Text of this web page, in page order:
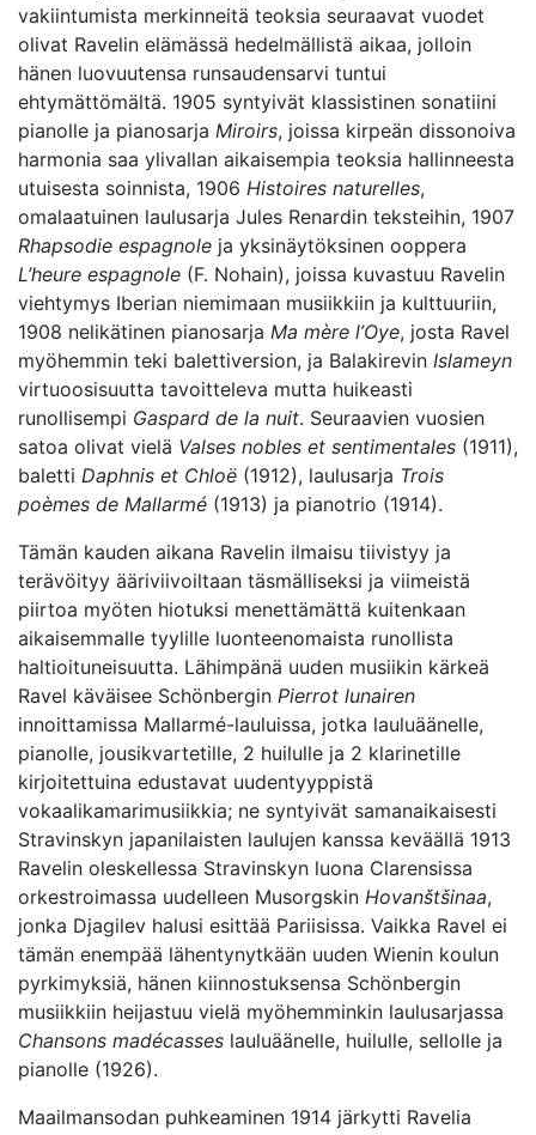
vakiintumista merkinneitä teoksia seuraavat vuodet
olivat Ravelin elämässä hedelmällistä aikaa, jolloin
hänen luovuutensa runsaudensarvi tuntui
ehtymättömältä. 1905 syntyivät klassistinen sonatiini
pianolle ja pianosarja Miroirs, joissa kirpeän dissonoiva
harmonia saa ylivallan aikaisempia teoksia hallinneesta
utuisesta soinnista, 1906 Histoires naturelles,
omalaatuinen laulusarja Jules Renardin teksteihin, 1907
Rhapsodie espagnole ja yksinäytöksinen ooppera
L’heure espagnole (F. Nohain), joissa kuvastuu Ravelin
viehtymys Iberian niemimaan musiikkiin ja kulttuuriin,
1908 nelikätinen pianosarja Ma mère l’Oye, josta Ravel
myöhemmin teki balettiversion, ja Balakirevin Islameyn
virtuoosisuutta tavoitteleva mutta huikeasti
runollisempi Gaspard de la nuit. Seuraavien vuosien
satoa olivat vielä Valses nobles et sentimentales (1911),
baletti Daphnis et Chloë (1912), laulusarja Trois
poèmes de Mallarmé (1913) ja pianotrio (1914).
Tämän kauden aikana Ravelin ilmaisu tiivistyy ja
terävöityy ääriviivoiltaan täsmälliseksi ja viimeistä
piirtoa myöten hiotuksi menettämättä kuitenkaan
aikaisemmalle tyylille luonteenomaista runollista
haltioituneisuutta. Lähimpänä uuden musiikin kärkeä
Ravel käväisee Schönbergin Pierrot lunairen
innoittamissa Mallarmé-lauluissa, jotka lauluäänelle,
pianolle, jousikvartetille, 2 huilulle ja 2 klarinetille
kirjoitettuina edustavat uudentyyppistä
vokaalikamarimusiikkia; ne syntyivät samanaikaisesti
Stravinskyn japanilaisten laulujen kanssa keväällä 1913
Ravelin oleskellessa Stravinskyn luona Clarensissa
orkestroimassa uudelleen Musorgskin Hovanštšinaa,
jonka Djagilev halusi esittää Pariisissa. Vaikka Ravel ei
tämän enempää lähentynytkään uuden Wienin koulun
pyrkimyksiä, hänen kiinnostuksensa Schönbergin
musiikkiin heijastuu vielä myöhemminkin laulusarjassa
Chansons madécasses lauluäänelle, huilulle, sellolle ja
pianolle (1926).
Maailmansodan puhkeaminen 1914 järkytti Ravelia